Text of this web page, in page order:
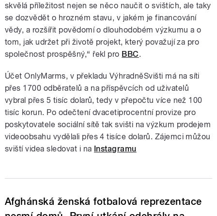
skvělá příležitost nejen se něco naučit o svištích, ale taky
se dozvědět o hrozném stavu, v jakém je financování
vědy, a rozšířit povědomí o dlouhodobém výzkumu a o
tom, jak udržet při životě projekt, který považují za pro
společnost prospěšný,“ řekl pro BBC.
Účet OnlyMarms, v překladu VýhradněSvišti má na síti
přes 1700 odběratelů a na příspěvcích od uživatelů
vybral přes 5 tisíc dolarů, tedy v přepočtu více než 100
tisíc korun. Po odečtení dvacetiprocentní provize pro
poskytovatele sociální sítě tak svišti na výzkum prodejem
videoobsahu vydělali přes 4 tisíce dolarů. Zájemci můžou
sviští videa sledovat i na Instagramu
Afghánská ženská fotbalová reprezentace